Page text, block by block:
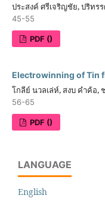
ประสงค์ ศรีเจริญชัย, ปริท
45-55
PDF ()
Electrowinning of Tin
โกลีย์ นวลเล่ห์, สงบ คำค้อ,
56-65
PDF ()
LANGUAGE
English